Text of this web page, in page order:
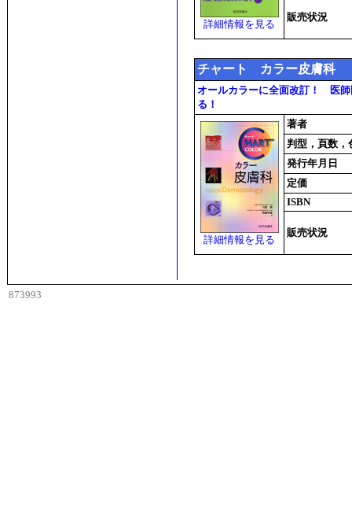
詳細情報を見る
販売状況
チャート カラー皮膚科
オールカラーに全面改訂！ 医師
る！
詳細情報を見る
著者
判型，頁数，
発行年月日
定価
ISBN
販売状況
873993